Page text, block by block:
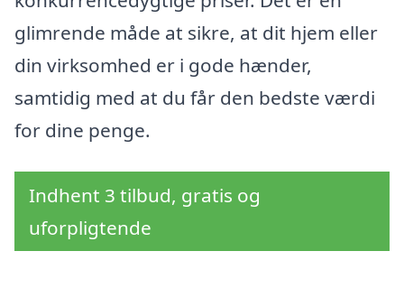
glimrende måde at sikre, at dit hjem eller
din virksomhed er i gode hænder,
samtidig med at du får den bedste værdi
for dine penge.
Indhent 3 tilbud, gratis og
uforpligtende